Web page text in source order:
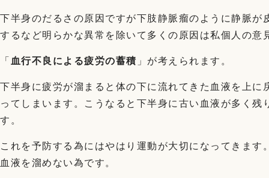
下半身のだるさの原因ですが下肢静脈瘤のように静脈が
するなど明らかな異常を除いて多くの原因は私個人の意
「 血行不良による疲労の蓄積 」が考えられます。
下半身に疲労が溜まると体の下に流れてきた血液を上に
ってしまいます。こうなると下半身に古い血液が多く残
す。
これを予防する為にはやはり運動が大切になってきま
血液を溜めない為です。